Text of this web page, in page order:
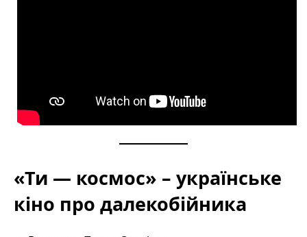
«Ти — космос» – українське
кіно про далекобійника